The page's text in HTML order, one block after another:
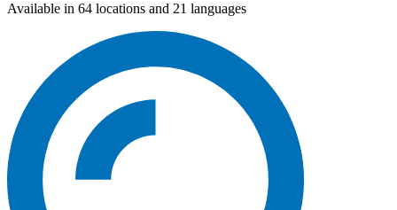
Available in 64 locations and 21 languages